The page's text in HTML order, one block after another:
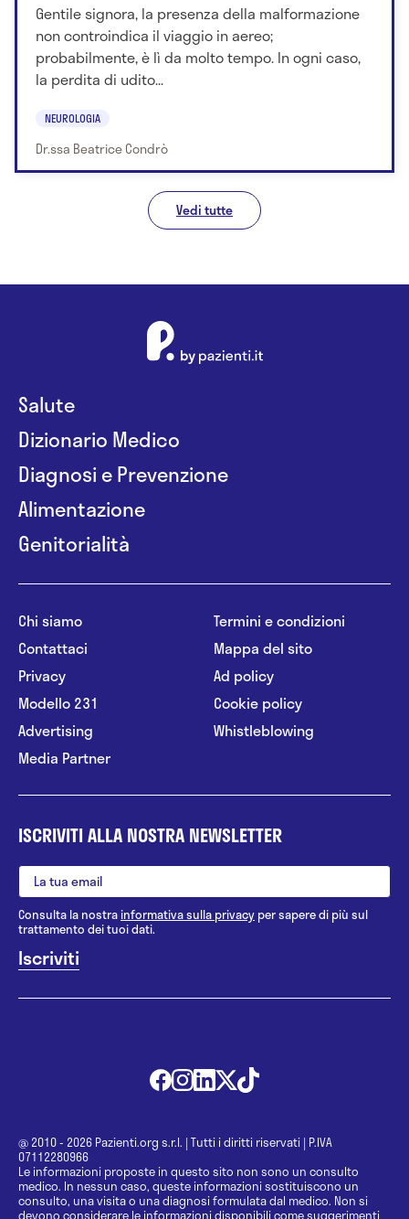
Gentile signora, la presenza della malformazione
non controindica il viaggio in aereo;
probabilmente, è lì da molto tempo. In ogni caso,
la perdita di udito...
NEUROLOGIA
Dr.ssa Beatrice Condrò
Vedi tutte
Salute
Dizionario Medico
Diagnosi e Prevenzione
Alimentazione
Genitorialità
Chi siamo
Contattaci
Privacy
Modello 231
Advertising
Media Partner
Termini e condizioni
Mappa del sito
Ad policy
Cookie policy
Whistleblowing
ISCRIVITI ALLA NOSTRA NEWSLETTER
Consulta la nostrainformativa sulla privacy per sapere di più sul
trattamento dei tuoi dati.
@ 2010 - 2026 Pazienti.org s.r.l. | Tutti i diritti riservati | P.IVA
07112280966
Le informazioni proposte in questo sito non sono un consulto
medico. In nessun caso, queste informazioni sostituiscono un
consulto, una visita o una diagnosi formulata dal medico. Non si
devono considerare le informazioni disponibili come suggerimenti